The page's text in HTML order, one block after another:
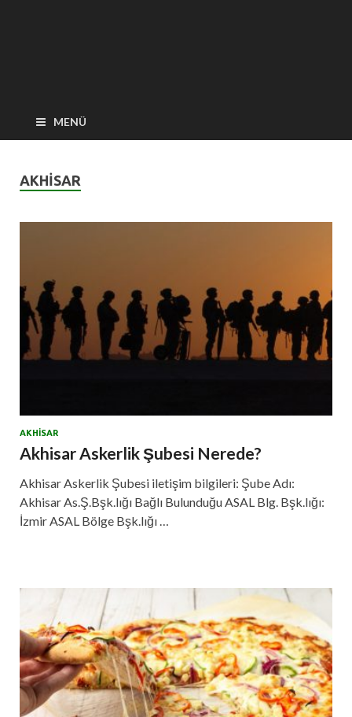
MENÜ
AKHISAR
AKHISAR
Akhisar Askerlik Şubesi Nerede?
Akhisar Askerlik Şubesi iletişim bilgileri: Şube Adı:
Akhisar As.Ş.Bşk.lığı Bağlı Bulunduğu ASAL Blg. Bşk.lığı:
İzmir ASAL Bölge Bşk.lığı …